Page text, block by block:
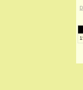
D